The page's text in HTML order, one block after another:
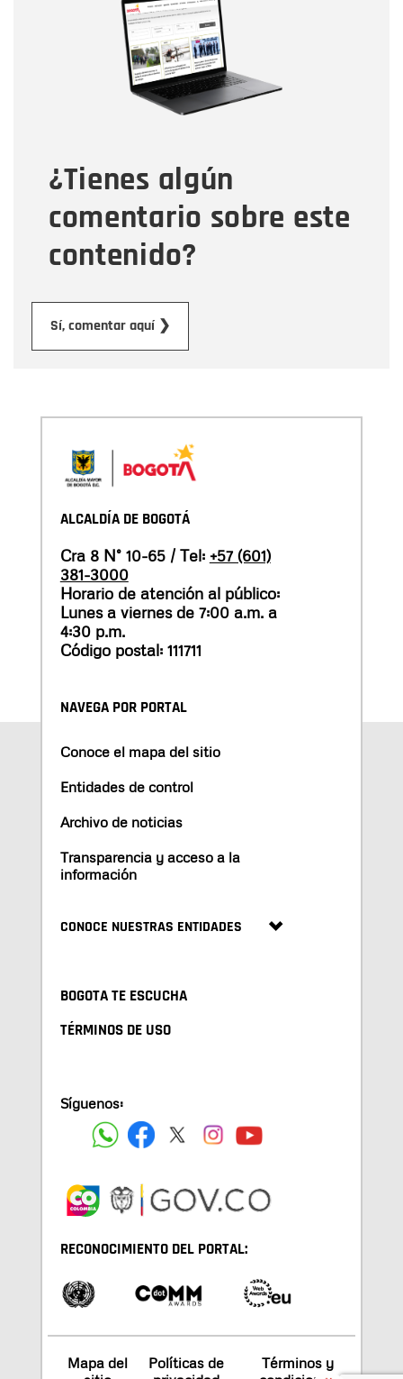
¿Tienes algún
comentario sobre este
contenido?
Sí, comentar aquí ❯
Correo electrónico
Tipo de comentario
Mensaje
ALCALDÍA DE BOGOTÁ
Cra 8 N° 10-65 / Tel: +57 (601)
381-3000
Horario de atención al público:
Lunes a viernes de 7:00 a.m. a
4:30 p.m.
Código postal: 111711
NAVEGA POR PORTAL
Conoce el mapa del sitio
Entidades de control
Archivo de noticias
Transparencia y acceso a la
información
CONOCE NUESTRAS ENTIDADES
BOGOTA TE ESCUCHA
TÉRMINOS DE USO
Síguenos:
RECONOCIMIENTO DEL PORTAL:
Mapa del
Políticas de
Términos y